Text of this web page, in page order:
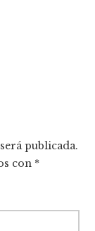
publicada.
con *